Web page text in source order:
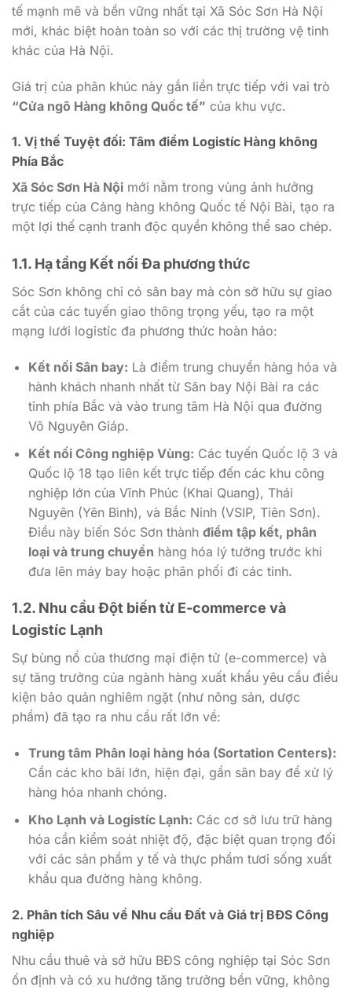
tế mạnh mẽ và bền vững nhất tại Xã Sóc Sơn Hà Nội
mới, khác biệt hoàn toàn so với các thị trường vệ tinh
khác của Hà Nội.
Giá trị của phân khúc này gắn liền trực tiếp với vai trò
“Cửa ngõ Hàng không Quốc tế” của khu vực.
1. Vị thế Tuyệt đối: Tâm điểm Logistíc Hàng không
Phía Bắc
Xã Sóc Sơn Hà Nội mới nằm trong vùng ảnh hưởng
trực tiếp của Cảng hàng không Quốc tế Nội Bài, tạo ra
một lợi thế cạnh tranh độc quyền không thể sao chép.
1.1. Hạ tầng Kết nối Đa phương thức
Sóc Sơn không chỉ có sân bay mà còn sở hữu sự giao
cắt của các tuyến giao thông trọng yếu, tạo ra một
mạng lưới logistíc đa phương thức hoàn hảo:
Kết nối Sân bay: Là điểm trung chuyển hàng hóa và
hành khách nhanh nhất từ Sân bay Nội Bài ra các
tỉnh phía Bắc và vào trung tâm Hà Nội qua đường
Võ Nguyên Giáp.
Kết nối Công nghiệp Vùng: Các tuyến Quốc lộ 3 và
Quốc lộ 18 tạo liên kết trực tiếp đến các khu công
nghiệp lớn của Vĩnh Phúc (Khai Quang), Thái
Nguyên (Yên Bình), và Bắc Ninh (VSIP, Tiên Sơn).
Điều này biến Sóc Sơn thành điểm tập kết, phân
loại và trung chuyển hàng hóa lý tưởng trước khi
đưa lên máy bay hoặc phân phối đi các tỉnh.
1.2. Nhu cầu Đột biến từ E-commerce và
Logistíc Lạnh
Sự bùng nổ của thương mại điện tử (e-commerce) và
sự tăng trưởng của ngành hàng xuất khẩu yêu cầu điều
kiện bảo quản nghiêm ngặt (như nông sản, dược
phẩm) đã tạo ra nhu cầu rất lớn về:
Trung tâm Phân loại hàng hóa (Sortation Centers):
Cần các kho bãi lớn, hiện đại, gần sân bay để xử lý
hàng hóa nhanh chóng.
Kho Lạnh và Logistíc Lạnh: Các cơ sở lưu trữ hàng
hóa cần kiểm soát nhiệt độ, đặc biệt quan trọng đối
với các sản phẩm y tế và thực phẩm tươi sống xuất
khẩu qua đường hàng không.
2. Phân tích Sâu về Nhu cầu Đất và Giá trị BĐS Công
nghiệp
Nhu cầu thuê và sở hữu BĐS công nghiệp tại Sóc Sơn
ổn định và có xu hướng tăng trưởng bền vững, không